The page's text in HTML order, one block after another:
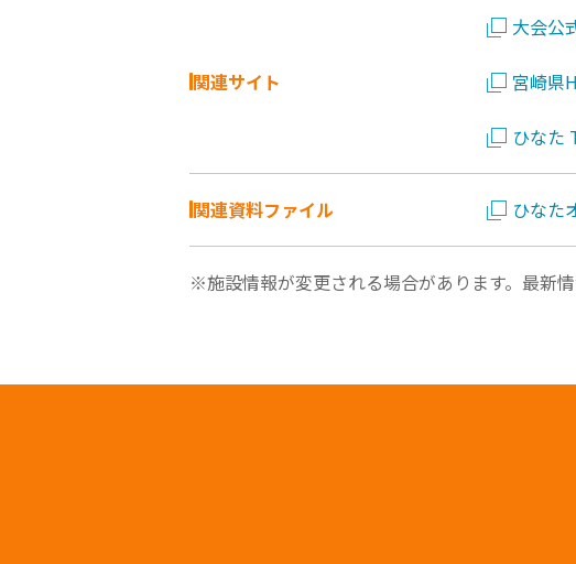
関連サイト
大会公
宮崎県
ひなた
関連資料ファイル ひなた
※施設情報が変更される場合があります。最新